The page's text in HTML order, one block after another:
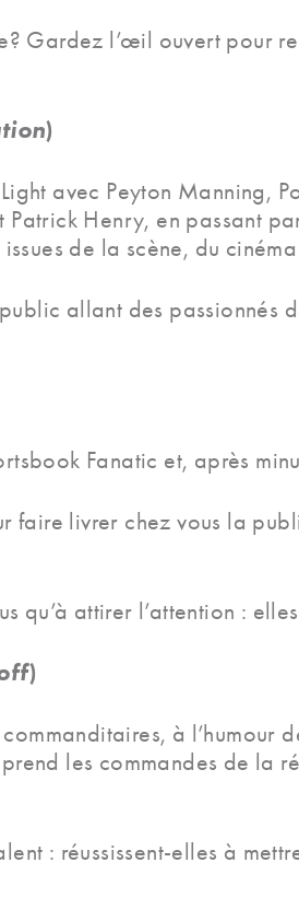
Gardez l’œil ouvert pour
)
avec Peyton
Henry, en passant
de la scène, du
allant des
Fanatic et, après
livrer chez vous la
qu’à attirer l’attention :
)
à l’humour
les commandes de la
: réussissent-elles à